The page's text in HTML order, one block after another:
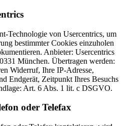
Technologie von Usercentrics, um
bestimmter Cookies einzuholen
Anbieter: Usercentrics
München. Übertragen werden:
Widerruf, Ihre IP-Adresse,
Endgerät, Zeitpunkt Ihres Besuchs
Art. 6 Abs. 1 lit. c DSGVO.
oder Telefax